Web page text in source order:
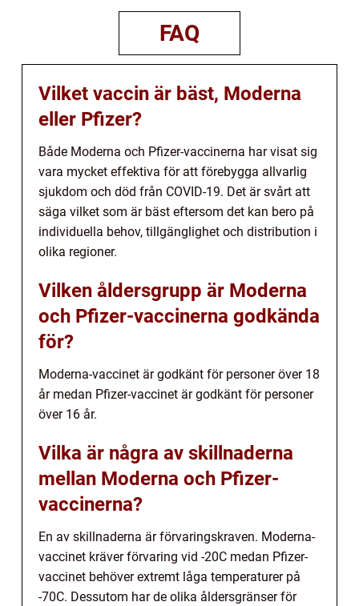
FAQ
Vilket vaccin är bäst, Moderna
eller Pfizer?
Både Moderna och Pfizer-vaccinerna har visat sig
vara mycket effektiva för att förebygga allvarlig
sjukdom och död från COVID-19. Det är svårt att
säga vilket som är bäst eftersom det kan bero på
individuella behov, tillgänglighet och distribution i
olika regioner.
Vilken åldersgrupp är Moderna
och Pfizer-vaccinerna godkända
för?
Moderna-vaccinet är godkänt för personer över 18
år medan Pfizer-vaccinet är godkänt för personer
över 16 år.
Vilka är några av skillnaderna
mellan Moderna och Pfizer-
vaccinerna?
En av skillnaderna är förvaringskraven. Moderna-
vaccinet kräver förvaring vid -20C medan Pfizer-
vaccinet behöver extremt låga temperaturer på
-70C. Dessutom har de olika åldersgränser för